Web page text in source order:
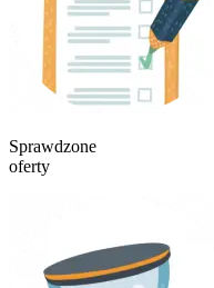
Sprawdzone
oferty